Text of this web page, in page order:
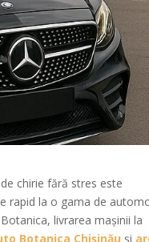
chirie fără stres este
rapid la o gama de
livrarea mașinii la
Botanica Chișinău și